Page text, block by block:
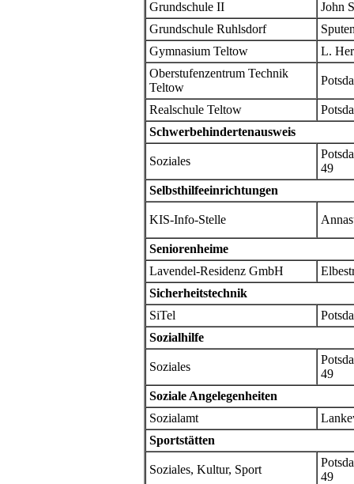
Grundschule II
John
Grundschule Ruhlsdorf
Gymnasium Teltow
L.
Oberstufenzentrum Technik
Teltow
Realschule Teltow
Schwerbehindertenausweis
Soziales
49
Selbsthilfeeinrichtungen
KIS-Info-Stelle
Seniorenheime
Lavendel-Residenz GmbH
Sicherheitstechnik
SiTel
Sozialhilfe
Soziales
49
Soziale Angelegenheiten
Sozialamt
Sportstätten
Soziales, Kultur, Sport
49